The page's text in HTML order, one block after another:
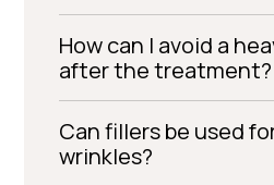
How can I avoid a
after the treatment?
Can fillers be used
wrinkles?